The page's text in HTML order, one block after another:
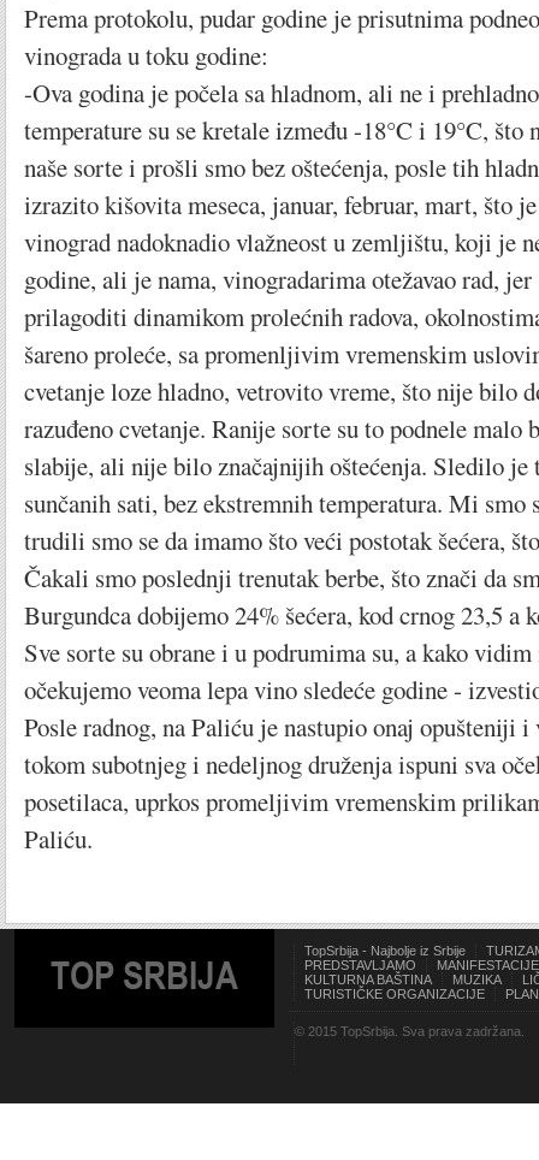
Prema protokolu, pudar godine je prisutnima
vinograda u toku godine:
-Ova godina je počela sa hladnom, ali ne i
temperature su se kretale između -18°C i 19°C, što
naše sorte i prošli smo bez oštećenja, posle tih
izrazito kišovita meseca, januar, februar, mart, što
vinograd nadoknadio vlažneost u zemljištu, koji je
godine, ali je nama, vinogradarima otežavao rad,
prilagoditi dinamikom prolećnih radova,
šareno proleće, sa promenljivim vremenskim
cvetanje loze hladno, vetrovito vreme, što nije bilo
razuđeno cvetanje. Ranije sorte su to podnele malo
slabije, ali nije bilo značajnijih oštećenja. Sledilo je
sunčanih sati, bez ekstremnih temperatura. Mi smo
trudili smo se da imamo što veći postotak šećera,
Čakali smo poslednji trenutak berbe, što znači da
Burgundca dobijemo 24% šećera, kod crnog 23,5 a
Sve sorte su obrane i u podrumima su, a kako
očekujemo veoma lepa vino sledeće godine -
Posle radnog, na Paliću je nastupio onaj opušteniji
tokom subotnjeg i nedeljnog druženja ispuni sva
posetilaca, uprkos promeljivim vremenskim
Paliću.
TOP SRBIJA
TopSrbija - Najbolje iz Srbije
PREDSTAVLJAMO
MANIFESTACIJE
KULTURNA BAŠTINA
MUZIKA
TURISTIČKE ORGANIZACIJE
© 2015 TopSrbija. Sva prava zadržana.